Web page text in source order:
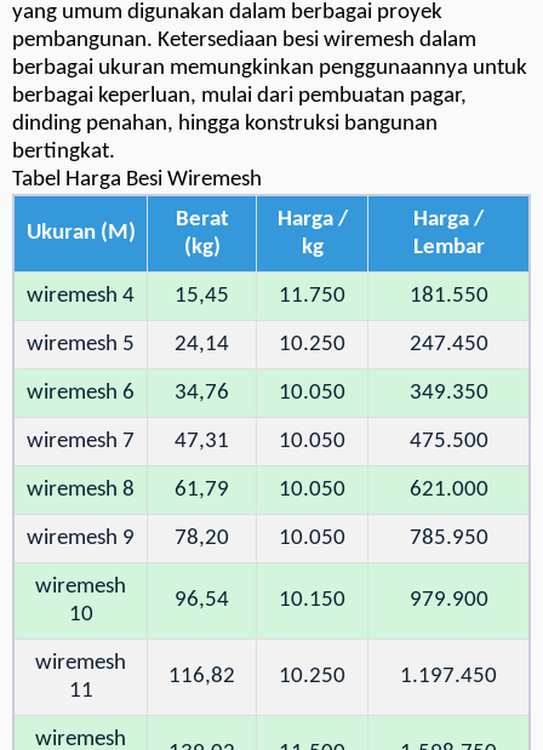
yang umum digunakan dalam berbagai proyek
pembangunan. Ketersediaan besi wiremesh dalam
berbagai ukuran memungkinkan penggunaannya untuk
berbagai keperluan, mulai dari pembuatan pagar,
dinding penahan, hingga konstruksi bangunan
bertingkat.
Tabel Harga Besi Wiremesh
Ukuran (M)
Berat
(kg)
Harga /
kg
Harga /
Lembar
wiremesh 4 15,45 11.750 181.550
wiremesh 5 24,14 10.250 247.450
wiremesh 6 34,76 10.050 349.350
wiremesh 7 47,31 10.050 475.500
wiremesh 8 61,79 10.050 621.000
wiremesh 9 78,20 10.050 785.950
wiremesh
10
96,54 10.150 979.900
wiremesh
11
116,82 10.250 1.197.450
wiremesh